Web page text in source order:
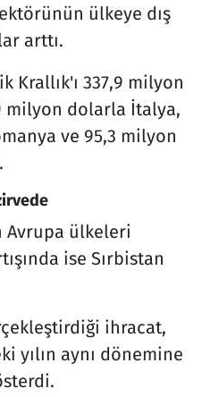
ülkeye dış
arttı.
Krallık'ı 337,9 milyon
milyon dolarla İtalya,
ve 95,3 milyon
ülkeleri
ise Sırbistan
ihracat,
yılın aynı dönemine